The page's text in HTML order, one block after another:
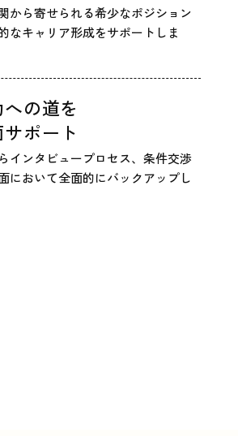
から寄せられる希少なポジション
なキャリア形成をサポートしま
の道を
ポート
インタビュープロセス、条件交渉
において全面的にバックアップし